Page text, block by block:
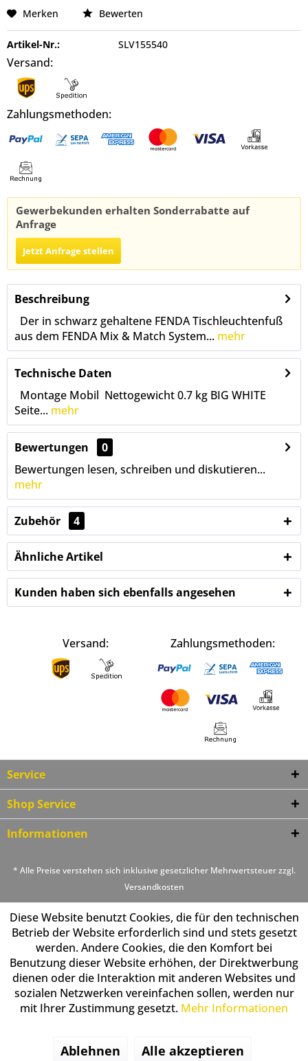
Merken Bewerten
Artikel-Nr.: SLV155540
Versand:
Zahlungsmethoden:
Gewerbekunden erhalten Sonderrabatte auf
Anfrage
Jetzt Anfrage stellen
Beschreibung
Der in schwarz gehaltene FENDA Tischleuchtenfuß
aus dem FENDA Mix & Match System... mehr
Technische Daten
Montage Mobil Nettogewicht 0.7 kg BIG WHITE
Seite... mehr
Bewertungen
0
Bewertungen lesen, schreiben und diskutieren...
mehr
Zubehör 4
Ähnliche Artikel
Kunden haben sich ebenfalls angesehen
Versand: Zahlungsmethoden:
Service
Shop Service
Informationen
* Alle Preise verstehen sich inklusive gesetzlicher Mehrwertsteuer zzgl.
Versandkosten
Diese Website benutzt Cookies, die für den technischen
Betrieb der Website erforderlich sind und stets gesetzt
werden. Andere Cookies, die den Komfort bei
Benutzung dieser Website erhöhen, der Direktwerbung
dienen oder die Interaktion mit anderen Websites und
sozialen Netzwerken vereinfachen sollen, werden nur
mit Ihrer Zustimmung gesetzt. Mehr Informationen
Ablehnen Alle akzeptieren